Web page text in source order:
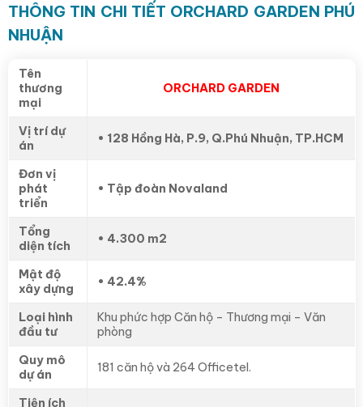
THÔNG TIN CHI TIẾT ORCHARD GARDEN PHÚ
NHUẬN
Tên
thương
mại
ORCHARD GARDEN
Vị trí dự
án
• 128 Hồng Hà, P.9, Q.Phú Nhuận, TP.HCM
Đơn vị
phát
triển
• Tập đoàn Novaland
Tổng
diện tích
• 4.300 m2
Mật độ
xây dựng
• 42.4%
Loại hình
đầu tư
Khu phức hợp Căn hộ – Thương mại – Văn
phòng
Quy mô
dự án
181 căn hộ và 264 Officetel.
Tiện ích